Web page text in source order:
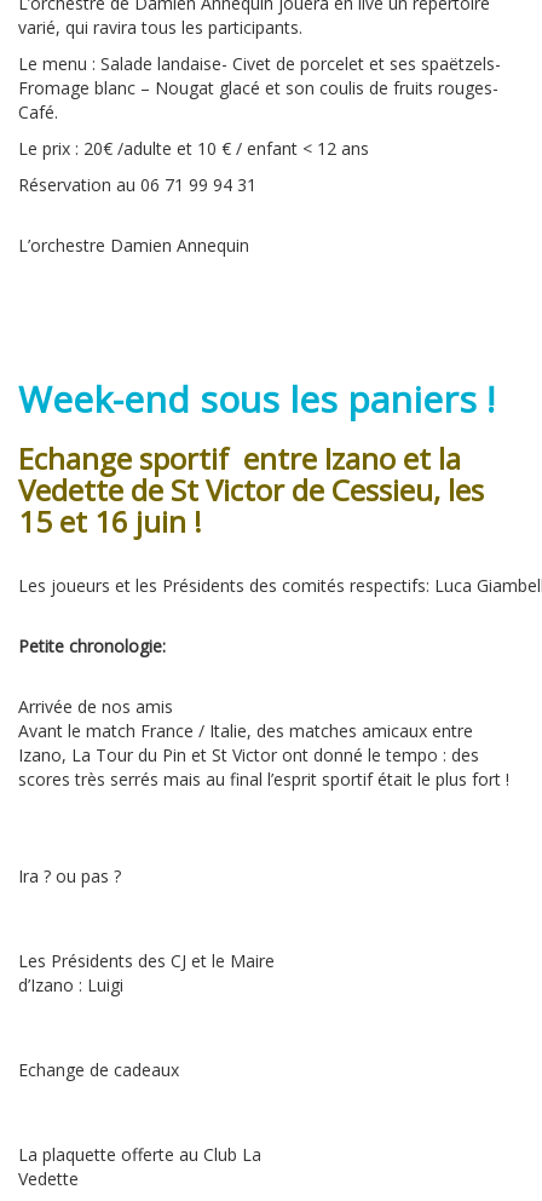
varié, qui ravira tous les participants.
Le menu : Salade landaise- Civet de porcelet et ses spaëtzels-
Fromage blanc – Nougat glacé et son coulis de fruits rouges-
Café.
Le prix : 20€ /adulte et 10 € / enfant < 12 ans
Réservation au 06 71 99 94 31
L’orchestre Damien Annequin
Week-end sous les paniers !
Echange sportif entre Izano et la
Vedette de St Victor de Cessieu, les
15 et 16 juin !
Les joueurs et les Présidents des comités respectifs: Luca
Petite chronologie:
Arrivée de nos amis
Avant le match France / Italie, des matches amicaux entre
Izano, La Tour du Pin et St Victor ont donné le tempo : des
scores très serrés mais au final l’esprit sportif était le plus fort !
Ira ? ou pas ?
Les Présidents des CJ et le Maire
d’Izano : Luigi
Echange de cadeaux
La plaquette offerte au Club La
Vedette